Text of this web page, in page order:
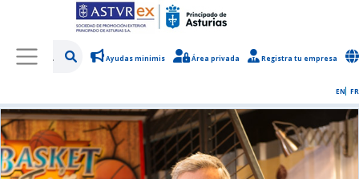
Ayudas minimis Área privada Registra tu empresa
EN FR